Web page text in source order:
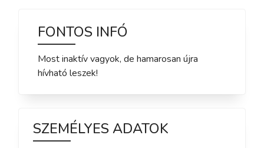
FONTOS INFÓ
Most inaktív vagyok, de hamarosan újra
hívható leszek!
SZEMÉLYES ADATOK